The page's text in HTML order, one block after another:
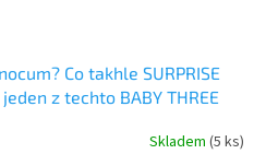
Co takhle SURPRISE
z techto BABY THREE
Skladem (5 ks)